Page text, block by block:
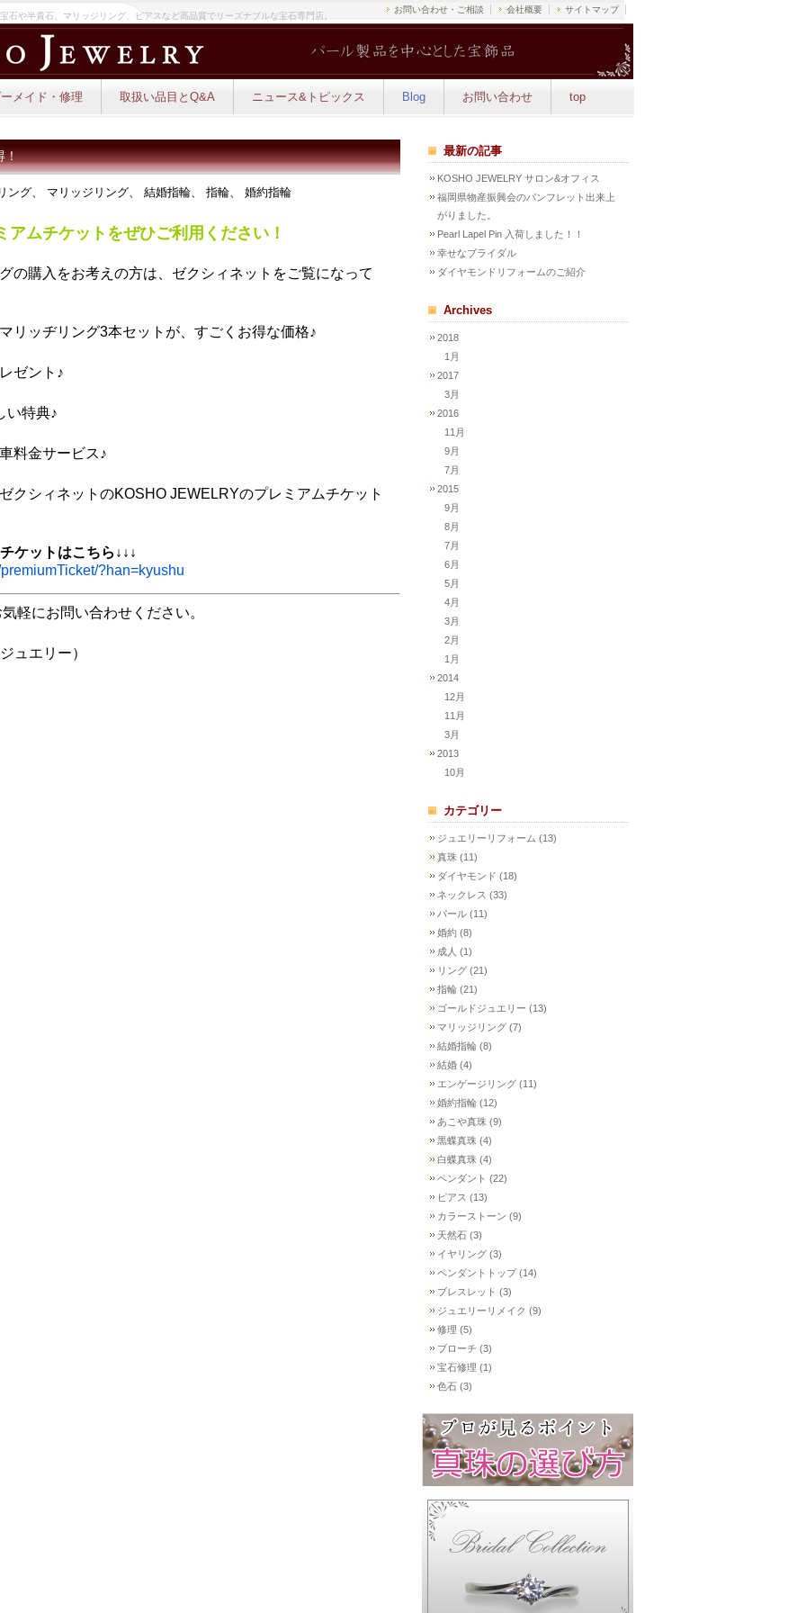
石や半貴石、マリッジリング、ピアスなど高品質でリーズナブルな宝石専門店。
お問い合わせ・ご相談 会社概要 サイトマップ
メイド・修理 取扱い品目とQ&A ニュース&トピックス Blog お問い合わせ top
！
グ、 マリッジリング、 結婚指輪、 指輪、 婚約指輪
ムチケットをぜひご利用ください！
の購入をお考えの方は、ゼクシィネットをご覧になって
リッヂリング3本セットが、すごくお得な価格♪
ゼント♪
い特典♪
料金サービス♪
クシィネットのKOSHO JEWELRYのプレミアムチケット
ケットはこちら↓↓↓
?han=kyushu
軽にお問い合わせください。
ュエリー）
最新の記事
KOSHO JEWELRY サロン&オフィス
福岡県物産振興会のパンフレット出来上
がりました。
Pearl Lapel Pin 入荷しました！！
幸せなブライダル
ダイヤモンドリフォームのご紹介
Archives
2018
1月
2017
3月
2016
11月
9月
7月
2015
9月
8月
7月
6月
5月
4月
3月
2月
1月
2014
12月
11月
3月
2013
10月
カテゴリー
ジュエリーリフォーム (13)
真珠 (11)
ダイヤモンド (18)
ネックレス (33)
パール (11)
婚約 (8)
成人 (1)
リング (21)
指輪 (21)
ゴールドジュエリー (13)
マリッジリング (7)
結婚指輪 (8)
結婚 (4)
エンゲージリング (11)
婚約指輪 (12)
あこや真珠 (9)
黒蝶真珠 (4)
白蝶真珠 (4)
ペンダント (22)
ピアス (13)
カラーストーン (9)
天然石 (3)
イヤリング (3)
ペンダントトップ (14)
ブレスレット (3)
ジュエリーリメイク (9)
修理 (5)
ブローチ (3)
宝石修理 (1)
色石 (3)